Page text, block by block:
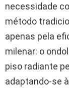
necessidade
método
apenas pela
milenar: o
piso radiante
adaptando-se